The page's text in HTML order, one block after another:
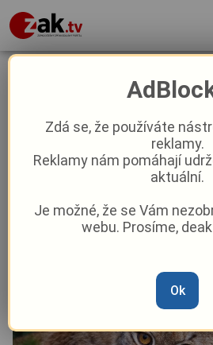
Rekordní cesta rysa
Bardi urazil stovky
Z kraje
12:46
Zdá se, že používáte
reklamy.
Reklamy nám pomáhají
aktuální.
Je možné, že se Vám
webu. Prosíme,
Ok